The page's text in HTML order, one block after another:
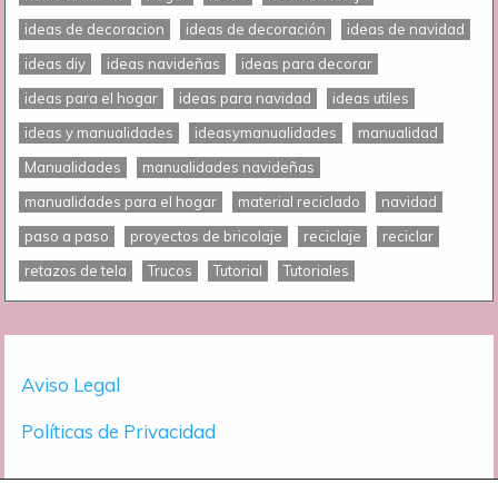
ideas de decoracion
ideas de decoración
ideas de navidad
ideas diy
ideas navideñas
ideas para decorar
ideas para el hogar
ideas para navidad
ideas utiles
ideas y manualidades
ideasymanualidades
manualidad
Manualidades
manualidades navideñas
manualidades para el hogar
material reciclado
navidad
paso a paso
proyectos de bricolaje reciclaje
reciclar
retazos de tela
Trucos Tutorial Tutoriales
Aviso Legal
Políticas de Privacidad